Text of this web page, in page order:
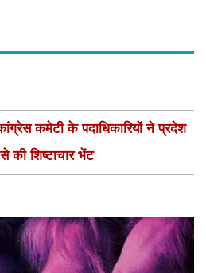
कमेटी के पदाधिकारियों ने प्रदेश
से की शिष्टाचार भेंट